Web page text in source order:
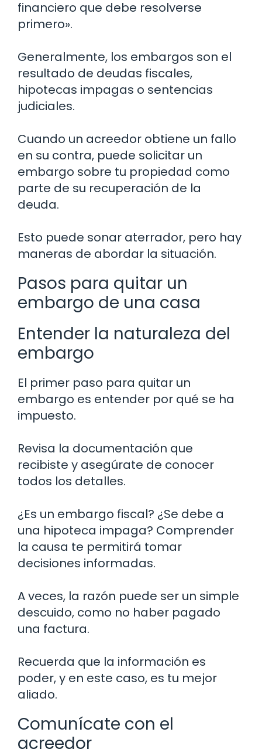
financiero que debe resolverse
primero».
Generalmente, los embargos son el
resultado de deudas fiscales,
hipotecas impagas o sentencias
judiciales.
Cuando un acreedor obtiene un fallo
en su contra, puede solicitar un
embargo sobre tu propiedad como
parte de su recuperación de la
deuda.
Esto puede sonar aterrador, pero hay
maneras de abordar la situación.
Pasos para quitar un
embargo de una casa
Entender la naturaleza del
embargo
El primer paso para quitar un
embargo es entender por qué se ha
impuesto.
Revisa la documentación que
recibiste y asegúrate de conocer
todos los detalles.
¿Es un embargo fiscal? ¿Se debe a
una hipoteca impaga? Comprender
la causa te permitirá tomar
decisiones informadas.
A veces, la razón puede ser un simple
descuido, como no haber pagado
una factura.
Recuerda que la información es
poder, y en este caso, es tu mejor
aliado.
Comunícate con el
acreedor